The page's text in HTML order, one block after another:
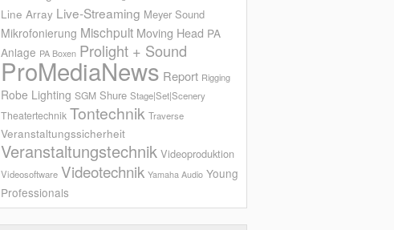
Line Array Live-Streaming Meyer Sound
Mikrofonierung Mischpult Moving Head PA
Anlage PA Boxen Prolight + Sound
ProMediaNews Report Rigging
Robe Lighting SGM Shure Stage|Set|Scenery
Theatertechnik Tontechnik Traverse
Veranstaltungssicherheit
Veranstaltungstechnik Videoproduktion
Videosoftware Videotechnik Yamaha Audio Young
Professionals